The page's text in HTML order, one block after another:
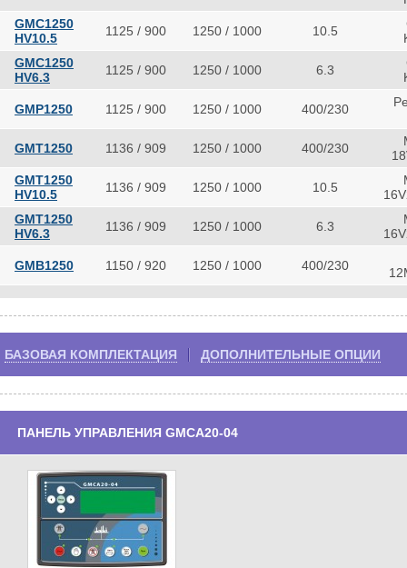
GMC1250
HV10.5
1125 / 900 1250 / 1000 10.5
GMC1250
HV6.3
1125 / 900 1250 / 1000 6.3
GMP1250 1125 / 900 1250 / 1000 400/230
GMT1250 1136 / 909 1250 / 1000 400/230
GMT1250
HV10.5
1136 / 909 1250 / 1000 10.5
GMT1250
HV6.3
1136 / 909 1250 / 1000 6.3
GMB1250 1150 / 920 1250 / 1000 400/230
БАЗОВАЯ КОМПЛЕКТАЦИЯ ДОПОЛНИТЕЛЬНЫЕ ОПЦИИ
ПАНЕЛЬ УПРАВЛЕНИЯ GMCA20-04